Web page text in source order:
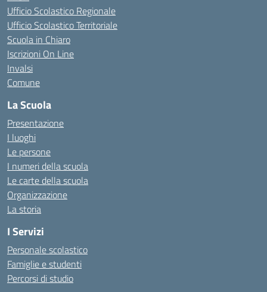
Ufficio Scolastico Regionale
Ufficio Scolastico Territoriale
Scuola in Chiaro
Iscrizioni On Line
Invalsi
Comune
La Scuola
Presentazione
I luoghi
Le persone
I numeri della scuola
Le carte della scuola
Organizzazione
La storia
I Servizi
Personale scolastico
Famiglie e studenti
Percorsi di studio